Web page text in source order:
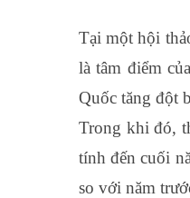
Tại một hội
là tâm điểm
Quốc tăng đột
Trong khi đó,
tính đến cuối
so với năm